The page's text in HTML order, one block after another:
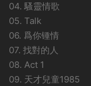
04. 騷靈情歌
05. Talk
06. 爲你锺情
07. 找對的人
08. Act 1
09. 天才兒童1985